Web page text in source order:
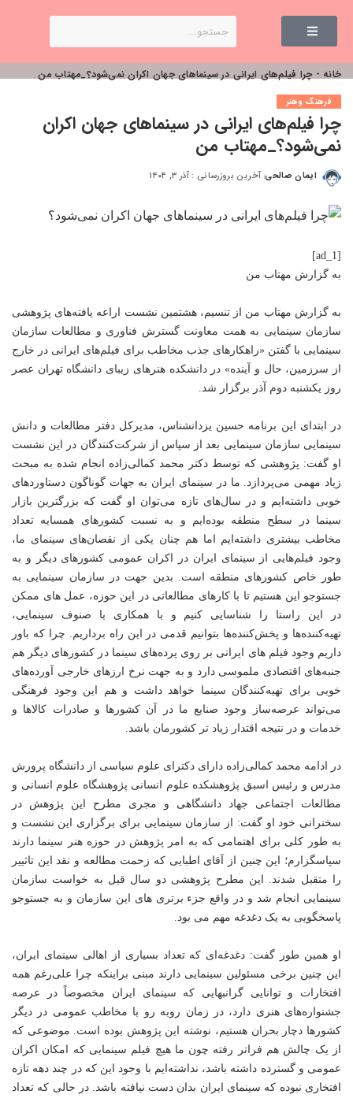
خانه -چرا فیلم‌های ایرانی در سینماهای جهان اکران نمی‌شود؟_مهتاب من
فرهنگ وهنر
چرا فیلم‌های ایرانی در سینماهای جهان اکران
نمی‌شود؟_مهتاب من
ایمان صالحی آخرین بروزرسانی : آذر ۳, ۱۴۰۴
[ad_1]
به گزارش مهتاب من
به گزارش مهتاب من از تنسیم، هشتمین نشست اراعه یافته‌های پژوهشی
سازمان سینمایی به همت معاونت گسترش فناوری و مطالعات سازمان
سینمایی با گفتن «راهکارهای جذب مخاطب برای فیلم‎‌های ایرانی در خارج
از سرزمین، حال و آینده» در دانشکده هنرهای زیبای دانشگاه تهران عصر
روز یکشنبه دوم آذر برگزار شد.
در ابتدای این برنامه حسین یزدانشناس، مدیرکل دفتر مطالعات و دانش
سینمایی سازمان سینمایی بعد از سپاس از شرکت‌کنندگان در این نشست
او گفت: پژوهشی که توسط دکتر محمد کمالی‌زاده انجام شده به مبحث
زیاد مهمی می‌پردازد. ما در سینمای ایران به جهات گوناگون دستاوردهای
خوبی داشته‌ایم و در سال‌های تازه می‌توان او گفت که بزرگترین بازار
سینما در سطح منطقه بوده‌ایم و به نسبت کشورهای همسایه تعداد
مخاطب بیشتری داشته‌ایم اما هم چنان یکی از نقصان‌های سینمای ما،
وجود فیلم‌هایی از سینمای ایران در اکران عمومی کشورهای دیگر و به
طور خاص کشورهای منطقه است. بدین جهت در سازمان سینمایی به
جستوجو این هستیم تا با کارهای مطالعاتی در این حوزه، عمل های ممکن
در این راستا را شناسایی کنیم و با همکاری با صنوف سینمایی،
تهیه‌کننده‌ها و پخش‌کننده‌ها بتوانیم قدمی در این راه برداریم. چرا که باور
داریم وجود فیلم های ایرانی بر روی پرده‌های سینما در کشورهای دیگر هم
جنبه‌های اقتصادی ملموسی دارد و به جهت نرخ ارزهای خارجی آورده‌های
خوبی برای تهیه‌کنندگان سینما خواهد داشت و هم این وجود فرهنگی
می‌تواند عرصه‌ساز وجود صنایع ما در آن کشورها و صادرات کالاها و
خدمات و در نتیجه اقتدار زیاد تر کشورمان باشد.
در ادامه محمد کمالی‌زاده دارای دکترای علوم سیاسی از دانشگاه پرورش
مدرس و رئیس اسبق پژوهشکده علوم انسانی پژوهشگاه علوم انسانی و
مطالعات اجتماعی جهاد دانشگاهی و مجری مطرح این پژوهش در
سخنرانی خود او گفت: از سازمان سینمایی برای برگزاری این نشست و
به طور کلی برای اهتمامی که به امر پژوهش در حوزه هنر سینما دارند
سپاسگزارم؛ این چنین از آقای اطبایی که زحمت مطالعه و نقد این تاثییر
را متقبل شدند. این مطرح پژوهشی دو سال قبل به خواست سازمان
سینمایی انجام شد و در واقع جزء برتری های این سازمان و به جستوجو
پاسخگویی به یک دغدغه مهم می بود.
او همین طور گفت: دغدغه‌ای که تعداد بسیاری از اهالی سینمای ایران،
این چنین برخی مسئولین سینمایی دارند مبنی براینکه چرا علی‌رغم همه
افتخارات و توانایی گرانبهایی که سینمای ایران مخصوصاً در عرصه
جشنواره‌های هنری دارد، در زمان روبه رو با مخاطب عمومی در دیگر
کشورها دچار بحران هستیم، نوشته این پژوهش بوده است. موضوعی که
از یک چالش هم فراتر رفته چون ما هیچ فیلم سینمایی که امکان اکران
عمومی و گسترده داشته باشد، نداشته‌ایم با وجود این که در چند دهه تازه
افتخاری نبوده که سینمای ایران بدان دست نیافته باشد. در حالی که تعداد